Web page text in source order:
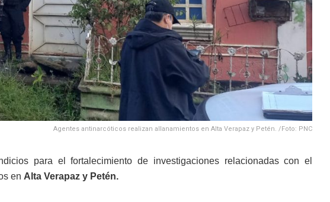
Agentes antinarcóticos realizan allanamientos en Alta Verapaz y Petén. /Foto: PNC
para el fortalecimiento de investigaciones relacionadas con el
en Alta Verapaz y Petén.